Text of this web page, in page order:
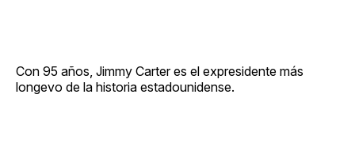
Con 95 años, Jimmy Carter es el expresidente más
longevo de la historia estadounidense.